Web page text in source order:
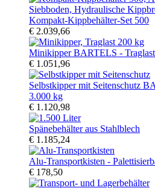
Kompakt-Kippbehälter-Set 500
€ 2.039,66
Minikipper BARTELS -
€ 1.051,96
Selbstkipper mit Seitenschutz
3.000 kg
€ 1.120,98
Spänebehälter aus Stahlblech
€ 1.185,24
Alu-Transportkisten -
€ 178,50